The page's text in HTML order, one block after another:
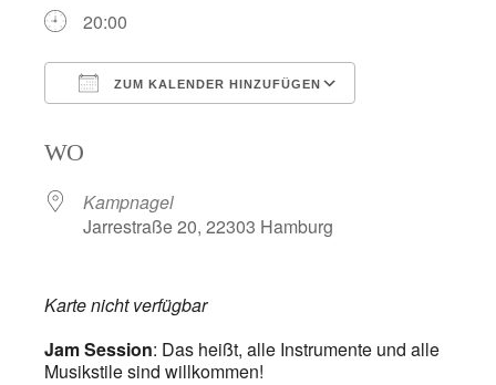
20:00
ZUM KALENDER HINZUFÜGEN
WO
Kampnagel
Jarrestraße 20, 22303 Hamburg
Karte nicht verfügbar
Jam Session: Das heißt, alle Instrumente und alle
Musikstile sind willkommen!